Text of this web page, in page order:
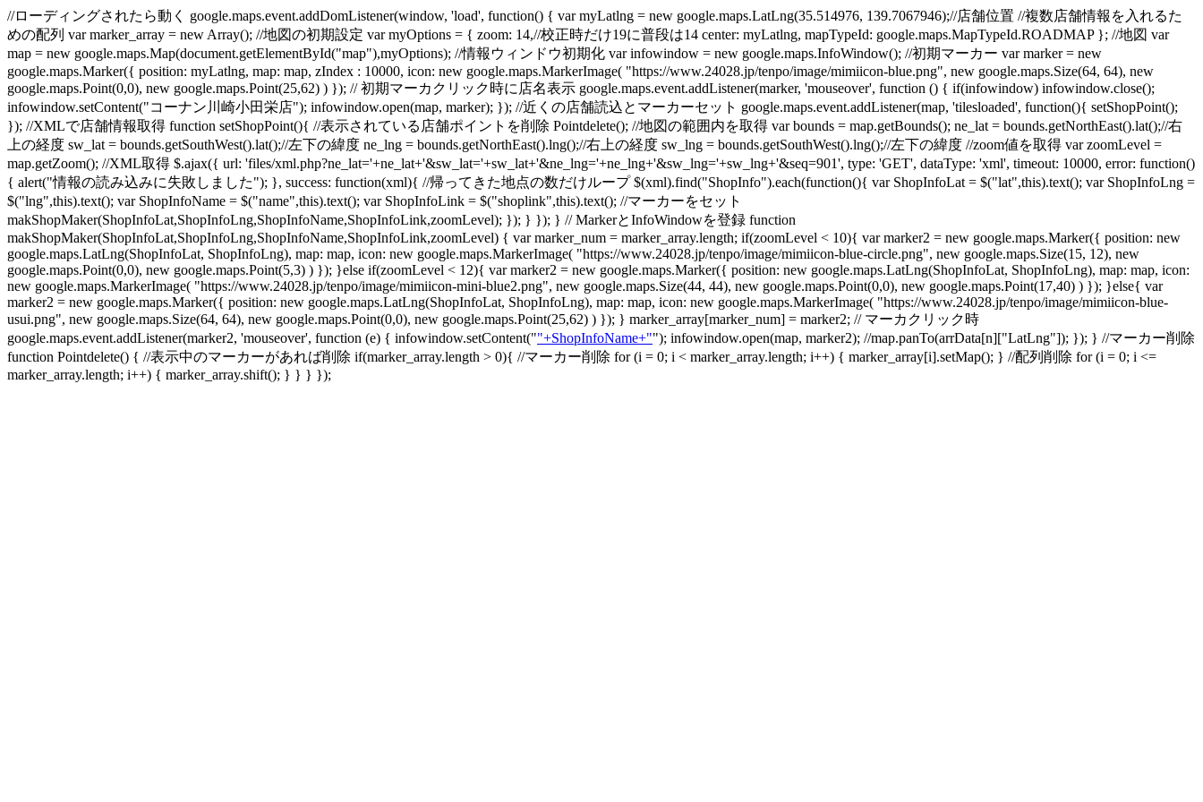
//ローディングされたら動く google.maps.event.addDomListener(window, 'load', function() { var myLatlng = new google.maps.LatLng(35.514976, 139.7067946);//店舗位置 //複数店舗情報を入れるた
めの配列 var marker_array = new Array(); //地図の初期設定 var myOptions = { zoom: 14,//校正時だけ19に普段は14 center: myLatlng, mapTypeId: google.maps.MapTypeId.ROADMAP }; //地図 var
map = new google.maps.Map(document.getElementById("map"),myOptions); //情報ウィンドウ初期化 var infowindow = new google.maps.InfoWindow(); //初期マーカー var marker = new
google.maps.Marker({ position: myLatlng, map: map, zIndex : 10000, icon: new google.maps.MarkerImage( "https://www.24028.jp/tenpo/image/mimiicon-blue.png", new google.maps.Size(64, 64), new
google.maps.Point(0,0), new google.maps.Point(25,62) ) }); // 初期マーカクリック時に店名表示 google.maps.event.addListener(marker, 'mouseover', function () { if(infowindow) infowindow.close();
infowindow.setContent("コーナン川崎小田栄店"); infowindow.open(map, marker); }); //近くの店舗読込とマーカーセット google.maps.event.addListener(map, 'tilesloaded', function(){ setShopPoint();
}); //XMLで店舗情報取得 function setShopPoint(){ //表示されている店舗ポイントを削除 Pointdelete(); //地図の範囲内を取得 var bounds = map.getBounds(); ne_lat = bounds.getNorthEast().lat();//右
上の経度 sw_lat = bounds.getSouthWest().lat();//左下の緯度 ne_lng = bounds.getNorthEast().lng();//右上の経度 sw_lng = bounds.getSouthWest().lng();//左下の緯度 //zoom値を取得 var zoomLevel =
map.getZoom(); //XML取得 $.ajax({ url: 'files/xml.php?ne_lat='+ne_lat+'&sw_lat='+sw_lat+'&ne_lng='+ne_lng+'&sw_lng='+sw_lng+'&seq=901', type: 'GET', dataType: 'xml', timeout: 10000, error: function()
{ alert("情報の読み込みに失敗しました"); }, success: function(xml){ //帰ってきた地点の数だけループ $(xml).find("ShopInfo").each(function(){ var ShopInfoLat = $("lat",this).text(); var ShopInfoLng =
$("lng",this).text(); var ShopInfoName = $("name",this).text(); var ShopInfoLink = $("shoplink",this).text(); //マーカーをセット
makShopMaker(ShopInfoLat,ShopInfoLng,ShopInfoName,ShopInfoLink,zoomLevel); }); } }); } // MarkerとInfoWindowを登録 function
makShopMaker(ShopInfoLat,ShopInfoLng,ShopInfoName,ShopInfoLink,zoomLevel) { var marker_num = marker_array.length; if(zoomLevel < 10){ var marker2 = new google.maps.Marker({ position: new
google.maps.LatLng(ShopInfoLat, ShopInfoLng), map: map, icon: new google.maps.MarkerImage( "https://www.24028.jp/tenpo/image/mimiicon-blue-circle.png", new google.maps.Size(15, 12), new
google.maps.Point(0,0), new google.maps.Point(5,3) ) }); }else if(zoomLevel < 12){ var marker2 = new google.maps.Marker({ position: new google.maps.LatLng(ShopInfoLat, ShopInfoLng), map: map, icon:
new google.maps.MarkerImage( "https://www.24028.jp/tenpo/image/mimiicon-mini-blue2.png", new google.maps.Size(44, 44), new google.maps.Point(0,0), new google.maps.Point(17,40) ) }); }else{ var
marker2 = new google.maps.Marker({ position: new google.maps.LatLng(ShopInfoLat, ShopInfoLng), map: map, icon: new google.maps.MarkerImage( "https://www.24028.jp/tenpo/image/mimiicon-blue-
usui.png", new google.maps.Size(64, 64), new google.maps.Point(0,0), new google.maps.Point(25,62) ) }); } marker_array[marker_num] = marker2; // マーカクリック時
google.maps.event.addListener(marker2, 'mouseover', function (e) { infowindow.setContent(""+ShopInfoName+""); infowindow.open(map, marker2); //map.panTo(arrData[n]["LatLng"]); }); } //マーカー削除
function Pointdelete() { //表示中のマーカーがあれば削除 if(marker_array.length > 0){ //マーカー削除 for (i = 0; i < marker_array.length; i++) { marker_array[i].setMap(); } //配列削除 for (i = 0; i <=
marker_array.length; i++) { marker_array.shift(); } } } });